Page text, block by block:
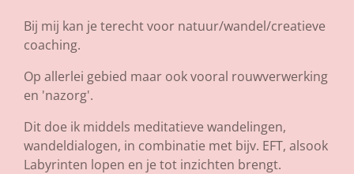
Bij mij kan je terecht voor natuur/wandel/creatieve
coaching.
Op allerlei gebied maar ook vooral rouwverwerking
en 'nazorg'.
Dit doe ik middels meditatieve wandelingen,
wandeldialogen, in combinatie met bijv. EFT, alsook
Labyrinten lopen en je tot inzichten brengt.